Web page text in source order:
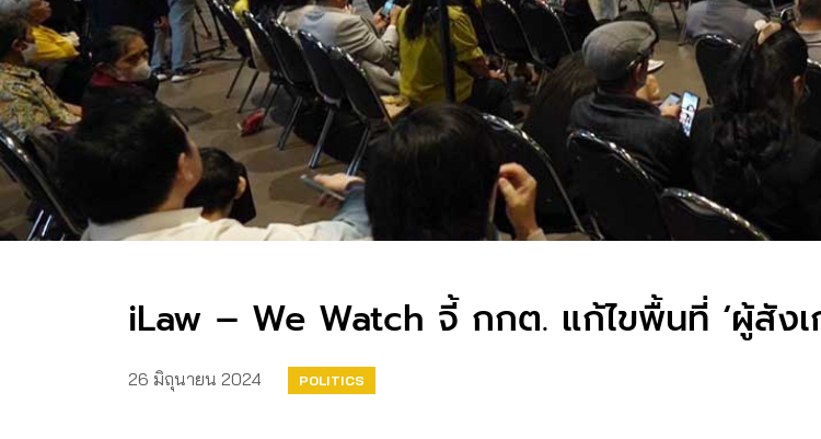
iLaw – We Watch จี้ กกต. แก้ไขพื้นที่ ‘ผู้สัง
26 มิถุนายน 2024
POLITICS